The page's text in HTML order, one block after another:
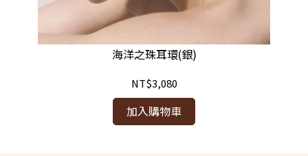
海洋之珠耳環(銀)
NT$3,080
加入購物車